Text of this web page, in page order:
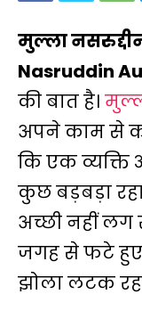
मुल्ला
Nasruddin
की बात है।
अपने काम से
कि एक
कुछ बड़बड़ा
अच्छी नहीं लग
जगह से फटे हुए
झोला लटक